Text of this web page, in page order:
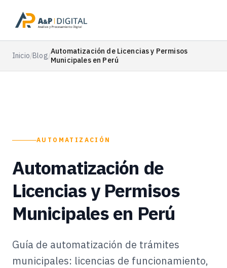
Inicio/Blog/Automatización de Licencias y Permisos
Municipales en Perú
AUTOMATIZACIÓN
Automatización de
Licencias y Permisos
Municipales en Perú
Guía de automatización de trámites
municipales: licencias de funcionamiento,